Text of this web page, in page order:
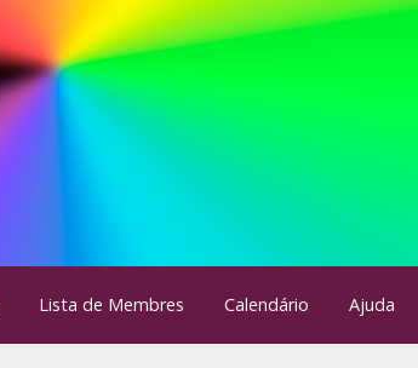
Lista de Membres Calendário Ajuda